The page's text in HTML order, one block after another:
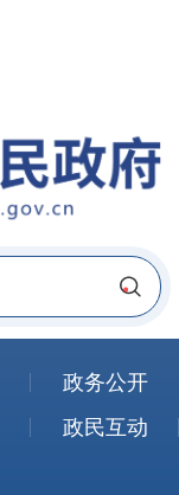
政务公开
政民互动